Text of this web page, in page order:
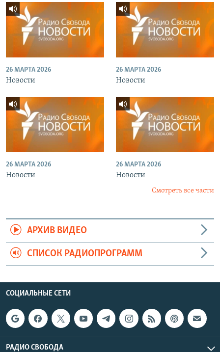
26 МАРТА 2026
Новости
26 МАРТА 2026
Новости
26 МАРТА 2026
Новости
26 МАРТА 2026
Новости
Смотреть все части
АРХИВ ВИДЕО
СПИСОК РАДИОПРОГРАММ
СОЦИАЛЬНЫЕ СЕТИ
РАДИО СВОБОДА